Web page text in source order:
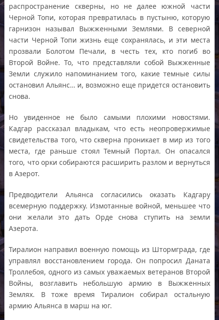
распространение скверны, но не далее южной части
Черной Топи, которая превратилась в пустыню, которую
гарнизон называл Выжженными Землями. В северной
части Черной Топи жизнь еще сохранялась, и эти места
прозвали Болотом Печали, в честь тех, кто погиб во
Второй Войне. То, что представляли собой Выжженные
Земли служило напоминанием того, какие темные силы
остановил Альянс… и, возможно еще придется остановить
снова.
Но увиденное не было самыми плохими новостями.
Кадгар рассказал владыкам, что есть неопровержимые
свидетельства того, что скверна проникает в мир из того
места, где раньше стоял Темный Портал. Он опасался
того, что орки собираются расширить разлом и вернуться
в Азерот.
Предводители Альянса согласились оказать Кадгару
всемерную поддержку. Измотанные войной, меньшее что
они желали это дать Орде снова ступить на земли
Азерота.
Тиралион направил военную помощь из Штормграда, где
управлял восстановлением города. Он попросил Даната
Троллебоя, одного из самых уважаемых ветеранов Второй
Войны, возглавить небольшую армию в Выжженных
Землях. В тоже время Тиралион собирал остальную
армию Альянса в марш на юг.